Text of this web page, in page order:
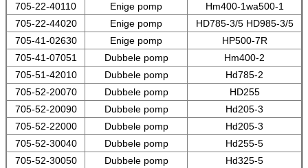
705-22-40110
Enige pomp
Hm400-1wa500-1
705-22-44020
Enige pomp
HD785-3/5 HD985-3/5
705-41-02630
Enige pomp
HP500-7R
705-41-07051
Dubbele pomp
Hm400-2
705-51-42010
Dubbele pomp
Hd785-2
705-52-20070
Dubbele pomp
HD255
705-52-20090
Dubbele pomp
Hd205-3
705-52-22000
Dubbele pomp
Hd205-3
705-52-30040
Dubbele pomp
Hd255-5
705-52-30050
Dubbele pomp
Hd325-5